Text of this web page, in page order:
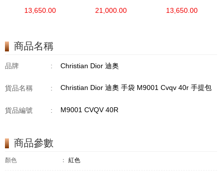
斜挎包/手提包
13,650.00
單肩包/斜挎包
21,000.00
單肩包/斜挎包
13,650.00
商品名稱
品牌 : Christian Dior 迪奥
貨品名稱 : Christian Dior 迪奧 手袋 M9001 Cvqv 40r 手提包
貨品編號 : M9001 CVQV 40R
商品參數
顏色 ： 紅色